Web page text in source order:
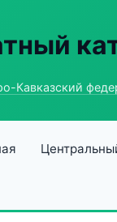
Кавказский